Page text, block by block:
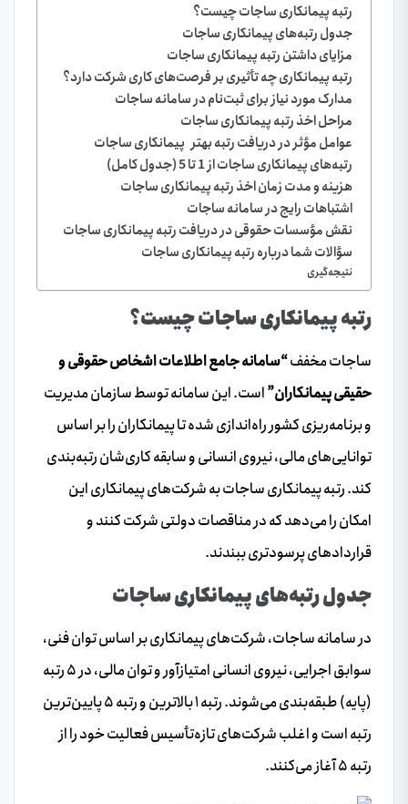
رتبه پیمانکاری ساجات چیست؟
جدول رتبه‌های پیمانکاری ساجات
مزایای داشتن رتبه پیمانکاری ساجات
رتبه پیمانکاری چه تأثیری بر فرصت‌های کاری شرکت دارد؟
مدارک مورد نیاز برای ثبت‌نام در سامانه ساجات
مراحل اخذ رتبه پیمانکاری ساجات
عوامل مؤثر در دریافت رتبه بهتر پیمانکاری ساجات
رتبه‌های پیمانکاری ساجات از 1 تا 5 (جدول کامل)
هزینه و مدت زمان اخذ رتبه پیمانکاری ساجات
اشتباهات رایج در سامانه ساجات
نقش مؤسسات حقوقی در دریافت رتبه پیمانکاری ساجات
سؤالات شما درباره رتبه پیمانکاری ساجات
نتیجه‌گیری
رتبه پیمانکاری ساجاتچیست؟
ساجات مخفف“سامانه جامع اطلاعات اشخاص حقوقی و
حقیقی پیمانکاران”است. این سامانه توسط سازمان مدیریت
و برنامه‌ریزی کشور راه‌اندازی شده تا پیمانکاران را بر اساس
توانایی‌های مالی، نیروی انسانی و سابقه کاری‌شان رتبه‌بندی
کند. رتبه پیمانکاری ساجات به شرکت‌های پیمانکاری این
امکان را می‌دهد که در مناقصات دولتی شرکت کنند و
قراردادهای پرسودتری ببندند.
جدول رتبه‌های پیمانکاری ساجات
در سامانه ساجات، شرکت‌های پیمانکاری بر اساس توان فنی،
سوابق اجرایی، نیروی انسانی امتیازآور و توان مالی، در ۵ رتبه
(پایه) طبقه‌بندی می‌شوند. رتبه ۱ بالاترین و رتبه ۵ پایین‌ترین
رتبه است و اغلب شرکت‌های تازه‌تأسیس فعالیت خود را از
رتبه ۵ آغاز می‌کنند.